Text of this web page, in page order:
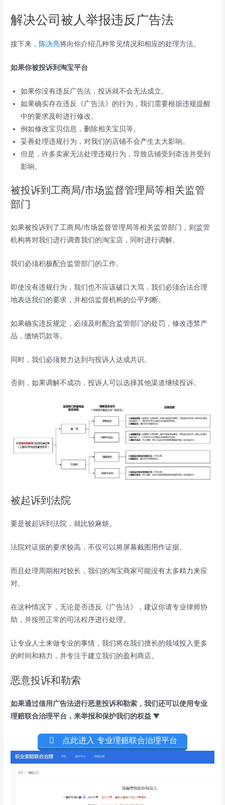
解决公司被人举报违反广告法
接下来， 陈沩亮将向你介绍几种常见情况和相应的处理方法。
如果你被投诉到淘宝平台
如果你没有违反广告法，投诉就不会无法成立。
如果确实存在违反《广告法》的行为，我们需要根据违规提醒
中的要求及时进行修改。
例如修改宝贝信息，删除相关宝贝等。
妥善处理违规行为，对我们的店铺不会产生太大影响。
但是，许多卖家无法处理违规行为，导致店铺受到牵连并受到
影响。
被投诉到工商局/市场监督管理局等相关监管
部门
如果被投诉到了工商局/市场监督管理局等相关监管部门，则监管
机构将对我们进行调查我们的淘宝店，同时进行调解。
我们必须积极配合监管部门的工作。
即使没有违规行为，我们也不应该破口大骂，我们必须合法合理
地表达我们的要求，并相信监督机构的公平判断。
如果确实违反规定，必须及时配合监管部门的处罚，修改违禁产
品，缴纳罚款等。
同时，我们必须努力达到与投诉人达成共识。
否则，如果调解不成功，投诉人可以选择其他渠道继续投诉。
被起诉到法院
要是被起诉到法院，就比较麻烦。
法院对证据的要求较高，不仅可以将屏幕截图用作证据。
而且处理周期相对较长，我们的淘宝商家可能没有太多精力来应
对。
在这种情况下，无论是否违反《广告法》，建议你请专业律师协
助，并按照正常的司法程序进行处理。
让专业人士来做专业的事情，我们将在我们擅长的领域投入更多
的时间和精力，并专注于建立我们的盈利商店。
恶意投诉和勒索
如果通过借用广告法进行恶意投诉和勒索，我们还可以使用专业
理赔联合治理平台，来举报和保护我们的权益 ▼
点此进入 专业理赔联合治理平台